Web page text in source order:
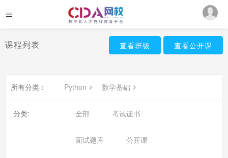
课程列表 查看班级 查看公开课
所有分类： Python 数学基础
分类: 全部 考试证书
面试题库 公开课